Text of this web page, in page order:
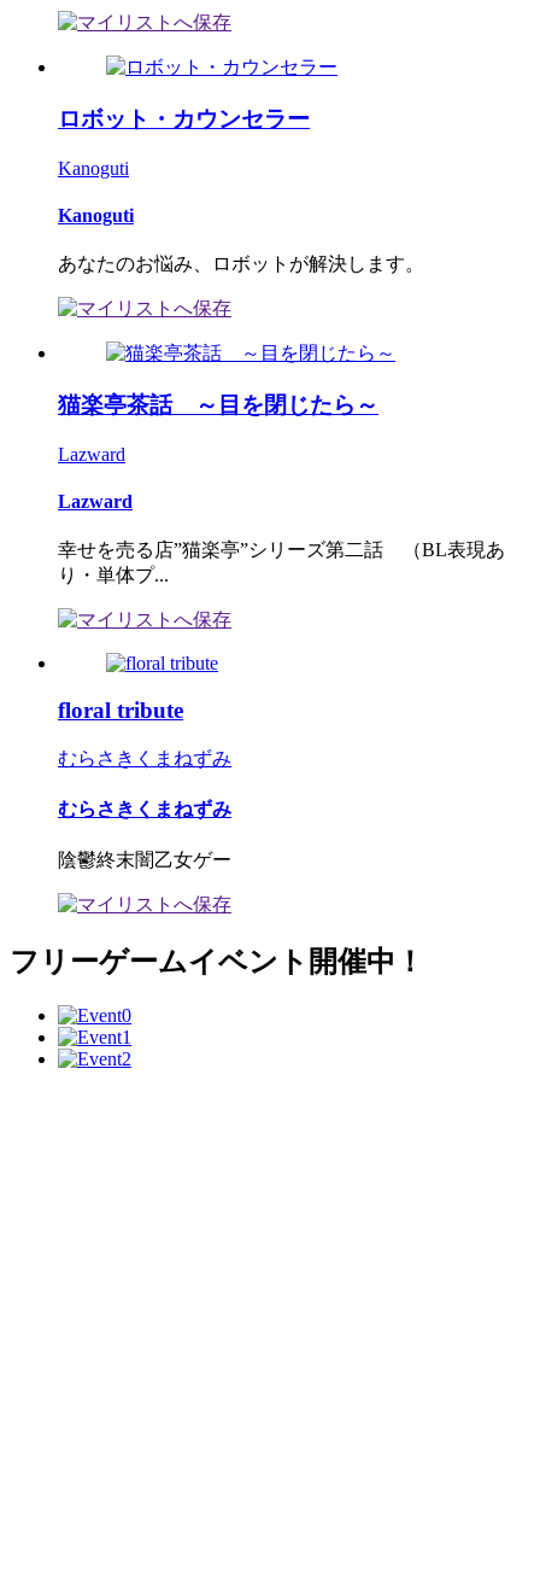
ロボット・カウンセラー
Kanoguti
Kanoguti
あなたのお悩み、ロボットが解決します。
猫楽亭茶話 ～目を閉じたら～
Lazward
Lazward
幸せを売る店”猫楽亭”シリーズ第二話 （BL表現あ
り・単体プ...
floral tribute
むらさきくまねずみ
むらさきくまねずみ
陰鬱終末闇乙女ゲー
フリーゲームイベント開催中！